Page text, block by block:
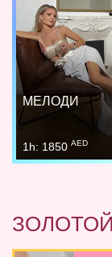
МЕЛОДИ
1h: 1850 AED